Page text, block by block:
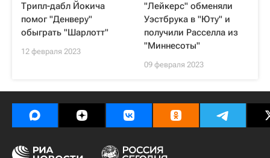
Трипл-дабл Йокича
помог "Денверу"
обыграть "Шарлотт"
12 февраля 2023
"Лейкерс" обменяли
Уэстбрука в "Юту" и
получили Расселла из
"Миннесоты"
09 февраля 2023